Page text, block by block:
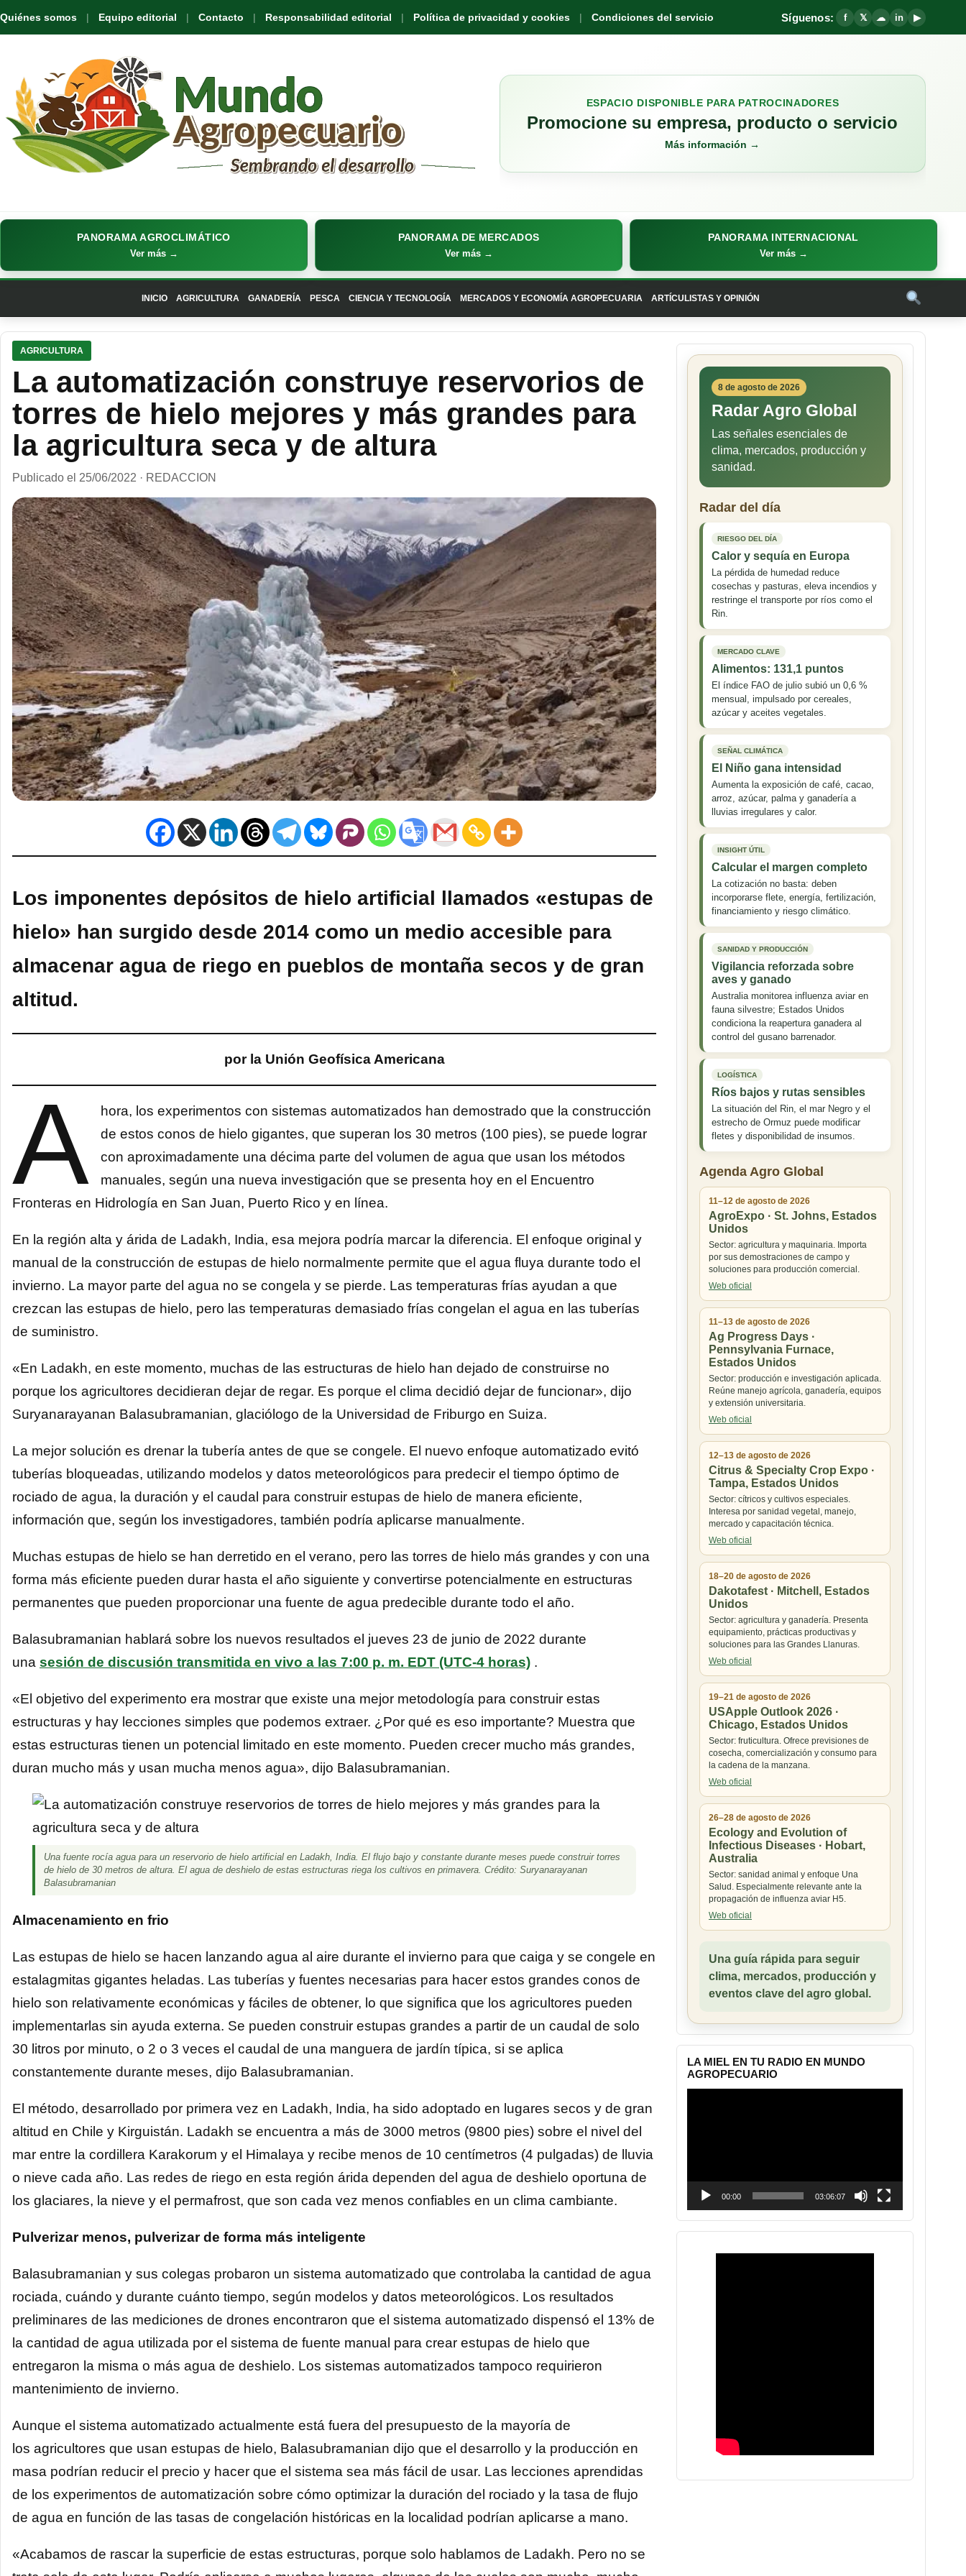
Quiénes somos Equipo editorial Contacto Responsabilidad editorial Política de privacidad y cookies Condiciones del servicio Síguenos: f 𝕏 ☁ in ▶
ESPACIO DISPONIBLE PARA PATROCINADORES
Promocione su empresa, producto o servicio
Más información →
PANORAMA AGROCLIMÁTICO
Ver más →
PANORAMA DE MERCADOS
Ver más →
PANORAMA INTERNACIONAL
Ver más →
INICIO AGRICULTURA GANADERÍA PESCA CIENCIA Y TECNOLOGÍA MERCADOS Y ECONOMÍA AGROPECUARIA ARTÍCULISTAS Y OPINIÓN
AGRICULTURA
La automatización construye reservorios de
torres de hielo mejores y más grandes para
la agricultura seca y de altura
Publicado el 25/06/2022 · REDACCION
Los imponentes depósitos de hielo artificial llamados «estupas de
hielo» han surgido desde 2014 como un medio accesible para
almacenar agua de riego en pueblos de montaña secos y de gran
altitud.
por la Unión Geofísica Americana
A
hora, los experimentos con sistemas automatizados han demostrado que la construcción
de estos conos de hielo gigantes, que superan los 30 metros (100 pies), se puede lograr
con aproximadamente una décima parte del volumen de agua que usan los métodos
manuales, según una nueva investigación que se presenta hoy en el Encuentro
Fronteras en Hidrología en San Juan, Puerto Rico y en línea.
En la región alta y árida de Ladakh, India, esa mejora podría marcar la diferencia. El enfoque original y
manual de la construcción de estupas de hielo normalmente permite que el agua fluya durante todo el
invierno. La mayor parte del agua no se congela y se pierde. Las temperaturas frías ayudan a que
crezcan las estupas de hielo, pero las temperaturas demasiado frías congelan el agua en las tuberías
de suministro.
«En Ladakh, en este momento, muchas de las estructuras de hielo han dejado de construirse no
porque los agricultores decidieran dejar de regar. Es porque el clima decidió dejar de funcionar», dijo
Suryanarayanan Balasubramanian, glaciólogo de la Universidad de Friburgo en Suiza.
La mejor solución es drenar la tubería antes de que se congele. El nuevo enfoque automatizado evitó
tuberías bloqueadas, utilizando modelos y datos meteorológicos para predecir el tiempo óptimo de
rociado de agua, la duración y el caudal para construir estupas de hielo de manera eficiente,
información que, según los investigadores, también podría aplicarse manualmente.
Muchas estupas de hielo se han derretido en el verano, pero las torres de hielo más grandes y con una
forma más eficiente pueden durar hasta el año siguiente y convertirse potencialmente en estructuras
permanentes que pueden proporcionar una fuente de agua predecible durante todo el año.
Balasubramanian hablará sobre los nuevos resultados el jueves 23 de junio de 2022 durante
una sesión de discusión transmitida en vivo a las 7:00 p. m. EDT (UTC-4 horas) .
«El objetivo del experimento era mostrar que existe una mejor metodología para construir estas
estructuras y hay lecciones simples que podemos extraer. ¿Por qué es eso importante? Muestra que
estas estructuras tienen un potencial limitado en este momento. Pueden crecer mucho más grandes,
duran mucho más y usan mucha menos agua», dijo Balasubramanian.
Una fuente rocía agua para un reservorio de hielo artificial en Ladakh, India. El flujo bajo y constante durante meses puede construir torres
de hielo de 30 metros de altura. El agua de deshielo de estas estructuras riega los cultivos en primavera. Crédito: Suryanarayanan
Balasubramanian
Almacenamiento en frio
Las estupas de hielo se hacen lanzando agua al aire durante el invierno para que caiga y se congele en
estalagmitas gigantes heladas. Las tuberías y fuentes necesarias para hacer estos grandes conos de
hielo son relativamente económicas y fáciles de obtener, lo que significa que los agricultores pueden
implementarlas sin ayuda externa. Se pueden construir estupas grandes a partir de un caudal de solo
30 litros por minuto, o 2 o 3 veces el caudal de una manguera de jardín típica, si se aplica
constantemente durante meses, dijo Balasubramanian.
El método, desarrollado por primera vez en Ladakh, India, ha sido adoptado en lugares secos y de gran
altitud en Chile y Kirguistán. Ladakh se encuentra a más de 3000 metros (9800 pies) sobre el nivel del
mar entre la cordillera Karakorum y el Himalaya y recibe menos de 10 centímetros (4 pulgadas) de lluvia
o nieve cada año. Las redes de riego en esta región árida dependen del agua de deshielo oportuna de
los glaciares, la nieve y el permafrost, que son cada vez menos confiables en un clima cambiante.
Pulverizar menos, pulverizar de forma más inteligente
Balasubramanian y sus colegas probaron un sistema automatizado que controlaba la cantidad de agua
rociada, cuándo y durante cuánto tiempo, según modelos y datos meteorológicos. Los resultados
preliminares de las mediciones de drones encontraron que el sistema automatizado dispensó el 13% de
la cantidad de agua utilizada por el sistema de fuente manual para crear estupas de hielo que
entregaron la misma o más agua de deshielo. Los sistemas automatizados tampoco requirieron
mantenimiento de invierno.
Aunque el sistema automatizado actualmente está fuera del presupuesto de la mayoría de
los agricultores que usan estupas de hielo, Balasubramanian dijo que el desarrollo y la producción en
masa podrían reducir el precio y hacer que el sistema sea más fácil de usar. Las lecciones aprendidas
de los experimentos de automatización sobre cómo optimizar la duración del rociado y la tasa de flujo
de agua en función de las tasas de congelación históricas en la localidad podrían aplicarse a mano.
«Acabamos de rascar la superficie de estas estructuras, porque solo hablamos de Ladakh. Pero no se
8 de agosto de 2026
Radar Agro Global
Las señales esenciales de
clima, mercados, producción y
sanidad.
Radar del día
RIESGO DEL DÍA
Calor y sequía en Europa
La pérdida de humedad reduce
cosechas y pasturas, eleva incendios y
restringe el transporte por ríos como el
Rin.
MERCADO CLAVE
Alimentos: 131,1 puntos
El índice FAO de julio subió un 0,6 %
mensual, impulsado por cereales,
azúcar y aceites vegetales.
SEÑAL CLIMÁTICA
El Niño gana intensidad
Aumenta la exposición de café, cacao,
arroz, azúcar, palma y ganadería a
lluvias irregulares y calor.
INSIGHT ÚTIL
Calcular el margen completo
La cotización no basta: deben
incorporarse flete, energía, fertilización,
financiamiento y riesgo climático.
SANIDAD Y PRODUCCIÓN
Vigilancia reforzada sobre
aves y ganado
Australia monitorea influenza aviar en
fauna silvestre; Estados Unidos
condiciona la reapertura ganadera al
control del gusano barrenador.
LOGÍSTICA
Ríos bajos y rutas sensibles
La situación del Rin, el mar Negro y el
estrecho de Ormuz puede modificar
fletes y disponibilidad de insumos.
Agenda Agro Global
11–12 de agosto de 2026
AgroExpo · St. Johns, Estados
Unidos
Sector: agricultura y maquinaria. Importa
por sus demostraciones de campo y
soluciones para producción comercial.
Web oficial
11–13 de agosto de 2026
Ag Progress Days ·
Pennsylvania Furnace,
Estados Unidos
Sector: producción e investigación aplicada.
Reúne manejo agrícola, ganadería, equipos
y extensión universitaria.
Web oficial
12–13 de agosto de 2026
Citrus & Specialty Crop Expo ·
Tampa, Estados Unidos
Sector: cítricos y cultivos especiales.
Interesa por sanidad vegetal, manejo,
mercado y capacitación técnica.
Web oficial
18–20 de agosto de 2026
Dakotafest · Mitchell, Estados
Unidos
Sector: agricultura y ganadería. Presenta
equipamiento, prácticas productivas y
soluciones para las Grandes Llanuras.
Web oficial
19–21 de agosto de 2026
USApple Outlook 2026 ·
Chicago, Estados Unidos
Sector: fruticultura. Ofrece previsiones de
cosecha, comercialización y consumo para
la cadena de la manzana.
Web oficial
26–28 de agosto de 2026
Ecology and Evolution of
Infectious Diseases · Hobart,
Australia
Sector: sanidad animal y enfoque Una
Salud. Especialmente relevante ante la
propagación de influenza aviar H5.
Web oficial
Una guía rápida para seguir
clima, mercados, producción y
eventos clave del agro global.
LA MIEL EN TU RADIO EN MUNDO
AGROPECUARIO
00:00 03:06:07